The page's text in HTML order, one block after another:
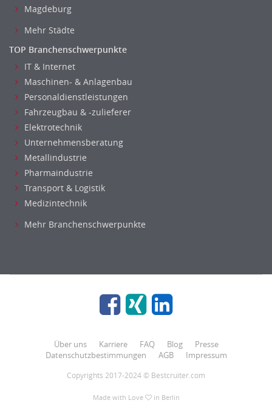
Magdeburg
Mehr Städte
TOP Branchenschwerpunkte
IT & Internet
Maschinen- & Anlagenbau
Personaldienstleistungen
Fahrzeugbau & -zulieferer
Elektrotechnik
Unternehmensberatung
Metallindustrie
Pharmaindustrie
Transport & Logistik
Medizintechnik
Mehr Branchenschwerpunkte
Über uns Karriere FAQ Blog
Presse
Datenschutzbestimmungen
AGB Impressum
Copyrights 2017-2024 © Bestcruiter.com
Made with Love in Berlin